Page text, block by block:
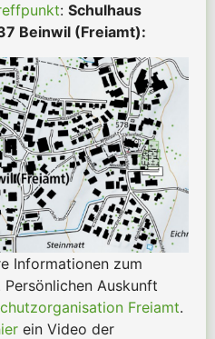
:Schulhaus
Beinwil (Freiamt):
Informationen zum
Auskunft
Freiamt.
ein Video der